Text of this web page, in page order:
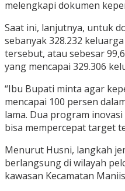
melengkapi dokumen
Saat ini, lanjutnya, untuk
sebanyak 328.232
tersebut, atau sebesar
yang mencapai 329.306
“Ibu Bupati minta agar
mencapai 100 persen
lama. Dua program
bisa mempercepat target
Menurut Husni, langkah
berlangsung di wilayah
kawasan Kecamatan